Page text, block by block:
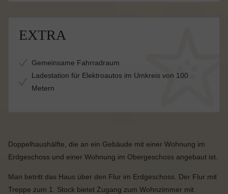
EXTRA
Gemeinsame Fahrradraum
Ladestation für Elektroautos im Umkreis von 100
Metern
Doppelhaushälfte, die an ein Gebäude mit einer Wohnung im
Erdgeschoss und einer Wohnung im Obergeschoss angebaut ist.
Man betritt das Haus über den Flur im Erdgeschoss. Der Flur mit
Treppe zum 1. Stock bietet Zugang zum Wohnzimmer mit